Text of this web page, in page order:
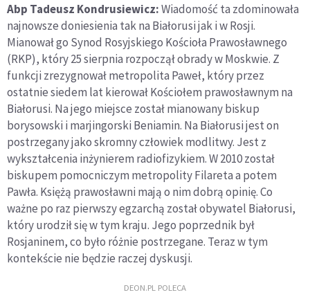
Abp Tadeusz Kondrusiewicz:Wiadomość ta zdominowała
najnowsze doniesienia tak na Białorusi jak i w Rosji.
Mianował go Synod Rosyjskiego Kościoła Prawosławnego
(RKP), który 25 sierpnia rozpoczął obrady w Moskwie. Z
funkcji zrezygnował metropolita Paweł, który przez
ostatnie siedem lat kierował Kościołem prawosławnym na
Białorusi. Na jego miejsce został mianowany biskup
borysowski i marjingorski Beniamin. Na Białorusi jest on
postrzegany jako skromny człowiek modlitwy. Jest z
wykształcenia inżynierem radiofizykiem. W 2010 został
biskupem pomocniczym metropolity Filareta a potem
Pawła. Księżą prawosławni mają o nim dobrą opinię. Co
ważne po raz pierwszy egzarchą został obywatel Białorusi,
który urodził się w tym kraju. Jego poprzednik był
Rosjaninem, co było różnie postrzegane. Teraz w tym
kontekście nie będzie raczej dyskusji.
DEON.PL POLECA